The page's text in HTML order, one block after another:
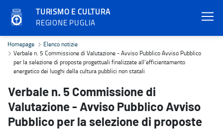
TURISMO E CULTURA
REGIONE PUGLIA
Verbale n. 5 Commissione di Valutazione - Avviso Pubblico
Homepage
Elenco notizie
Verbale n. 5 Commissione di Valutazione - Avviso Pubblico Avviso Pubblico
per la selezione di proposte progettuali finalizzate all’efficientamento
energetico dei luoghi della cultura pubblici non statali
Verbale n. 5 Commissione di
Valutazione - Avviso Pubblico Avviso
Pubblico per la selezione di proposte